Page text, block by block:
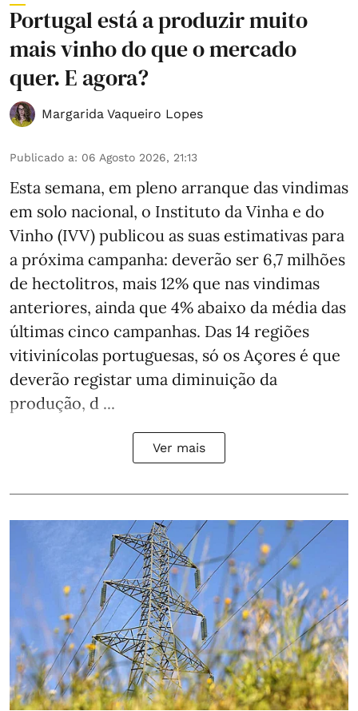
Portugal está a produzir muito
mais vinho do que o mercado
quer. E agora?
Margarida Vaqueiro Lopes
Publicado a: 06 Agosto 2026, 21:13
Esta semana, em pleno arranque das vindimas
em solo nacional, o Instituto da Vinha e do
Vinho (IVV) publicou as suas estimativas para
a próxima campanha: deverão ser 6,7 milhões
de hectolitros, mais 12% que nas vindimas
anteriores, ainda que 4% abaixo da média das
últimas cinco campanhas. Das 14 regiões
vitivinícolas portuguesas, só os Açores é que
deverão registar uma diminuição da
produção, d ...
Ver mais